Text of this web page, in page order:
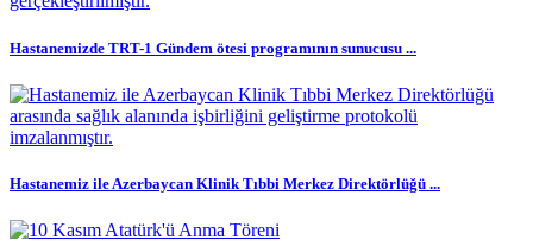
Hastanemizde TRT-1 Gündem ötesi programının sunucusu ...
Hastanemiz ile Azerbaycan Klinik Tıbbi Merkez Direktörlüğü ...